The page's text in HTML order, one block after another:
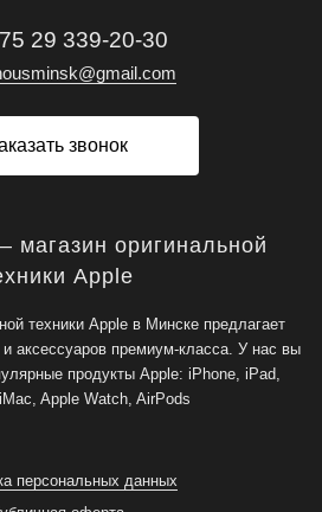
29 339-20-30
звонок
магазин оригинальной
Apple
техники Apple в Минске предлагает
аксессуаров премиум-класса. У нас вы
продукты Apple: iPhone, iPad,
Apple Watch, AirPods
персональных данных